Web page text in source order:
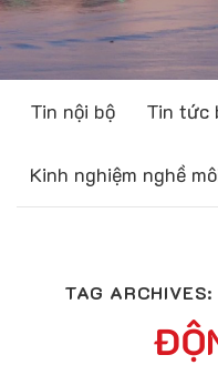
Tin nội bộ Tin tức
Kinh nghiệm nghề
TAG ARCHIVES: